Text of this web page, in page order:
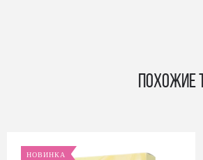
Похожие
НОВИНКА